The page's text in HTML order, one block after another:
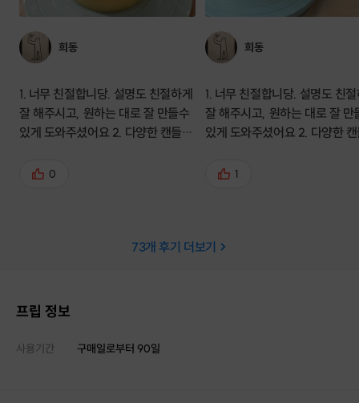
희동
1. 너무 친절합니당. 설명도 친절하게
잘 해주시고, 원하는 대로 잘 만들수
있게 도와주셨어요 2. 다양한 캔들파
요. 이것저것 올려보면서 디자인해보
어요. 포토존에서 사진 찍고 나면 투
다고도 해주셨어요. 인사동 쌈지길
다!!
0
희동
1. 너무 친절합니당. 설명도 친
잘 해주시고, 원하는 대로 잘 만
있게 도와주셨어요 2. 다양한
요. 이것저것 올려보면서 디자
어요. 포토존에서 사진 찍고 나
1
73개 후기 더보기
프립 정보
사용기간 구매일로부터 90일